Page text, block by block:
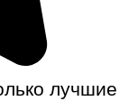
лучшие